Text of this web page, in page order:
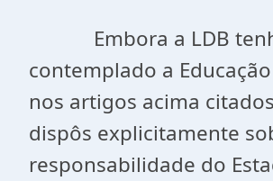
Embora a LDB
contemplado a
nos artigos acima
dispôs explicitamente
responsabilidade do